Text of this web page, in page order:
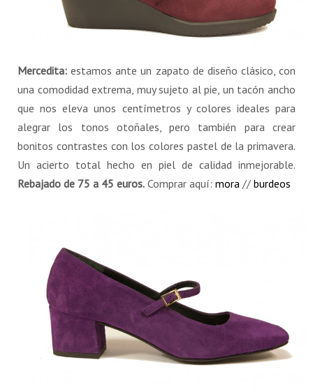
Mercedita: estamos ante un zapato de diseño clásico, con
una comodidad extrema, muy sujeto al pie, un tacón ancho
que nos eleva unos centímetros y colores ideales para
alegrar los tonos otoñales, pero también para crear
bonitos contrastes con los colores pastel de la primavera.
Un acierto total hecho en piel de calidad inmejorable.
Rebajado de 75 a 45 euros. Comprar aquí: mora // burdeos